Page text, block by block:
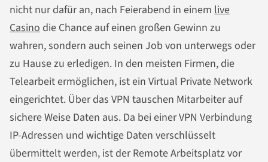
nicht nur dafür an, nach Feierabend in einem live
Casino die Chance auf einen großen Gewinn zu
wahren, sondern auch seinen Job von unterwegs oder
zu Hause zu erledigen. In den meisten Firmen, die
Telearbeit ermöglichen, ist ein Virtual Private Network
eingerichtet. Über das VPN tauschen Mitarbeiter auf
sichere Weise Daten aus. Da bei einer VPN Verbindung
IP-Adressen und wichtige Daten verschlüsselt
übermittelt werden, ist der Remote Arbeitsplatz vor